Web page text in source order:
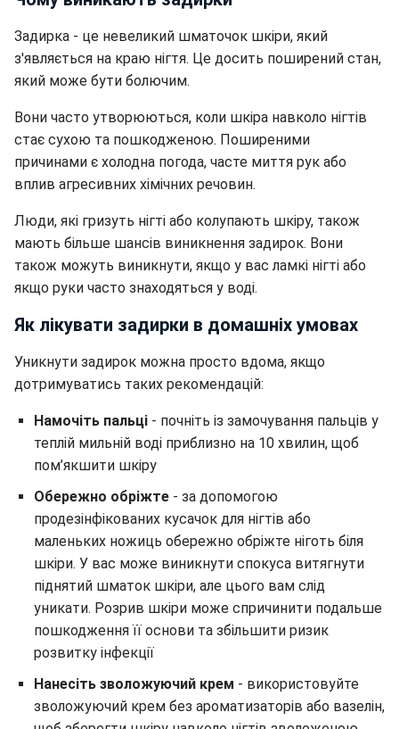
Задирка - це невеликий шматочок шкіри, який
з'являється на краю нігтя. Це досить поширений стан,
який може бути болючим.
Вони часто утворюються, коли шкіра навколо нігтів
стає сухою та пошкодженою. Поширеними
причинами є холодна погода, часте миття рук або
вплив агресивних хімічних речовин.
Люди, які гризуть нігті або колупають шкіру, також
мають більше шансів виникнення задирок. Вони
також можуть виникнути, якщо у вас ламкі нігті або
якщо руки часто знаходяться у воді.
Як лікувати задирки в домашніх умовах
Уникнути задирок можна просто вдома, якщо
дотримуватись таких рекомендацій:
Намочіть пальці - почніть із замочування пальців у
теплій мильній воді приблизно на 10 хвилин, щоб
пом’якшити шкіру
Обережно обріжте - за допомогою
продезінфікованих кусачок для нігтів або
маленьких ножиць обережно обріжте ніготь біля
шкіри. У вас може виникнути спокуса витягнути
піднятий шматок шкіри, але цього вам слід
уникати. Розрив шкіри може спричинити подальше
пошкодження її основи та збільшити ризик
розвитку інфекції
Нанесіть зволожуючий крем - використовуйте
зволожуючий крем без ароматизаторів або вазелін,